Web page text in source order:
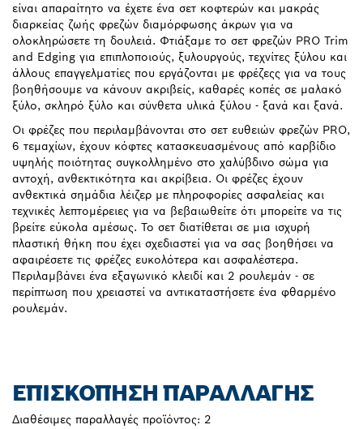
είναι απαραίτητο να έχετε ένα σετ κοφτερών και μακράς
διαρκείας ζωής φρεζών διαμόρφωσης άκρων για να
ολοκληρώσετε τη δουλειά. Φτιάξαμε το σετ φρεζών PRO Trim
and Edging για επιπλοποιούς, ξυλουργούς, τεχνίτες ξύλου και
άλλους επαγγελματίες που εργάζονται με φρέζεςς για να τους
βοηθήσουμε να κάνουν ακριβείς, καθαρές κοπές σε μαλακό
ξύλο, σκληρό ξύλο και σύνθετα υλικά ξύλου - ξανά και ξανά.
Οι φρέζες που περιλαμβάνονται στο σετ ευθειών φρεζών PRO,
6 τεμαχίων, έχουν κόφτες κατασκευασμένους από καρβίδιο
υψηλής ποιότητας συγκολλημένο στο χαλύβδινο σώμα για
αντοχή, ανθεκτικότητα και ακρίβεια. Οι φρέζες έχουν
ανθεκτικά σημάδια λέιζερ με πληροφορίες ασφαλείας και
τεχνικές λεπτομέρειες για να βεβαιωθείτε ότι μπορείτε να τις
βρείτε εύκολα αμέσως. Το σετ διατίθεται σε μια ισχυρή
πλαστική θήκη που έχει σχεδιαστεί για να σας βοηθήσει να
αφαιρέσετε τις φρέζες ευκολότερα και ασφαλέστερα.
Περιλαμβάνει ένα εξαγωνικό κλειδί και 2 ρουλεμάν - σε
περίπτωση που χρειαστεί να αντικαταστήσετε ένα φθαρμένο
ρουλεμάν.
ΕΠΙΣΚΌΠΗΣΗ ΠΑΡΑΛΛΑΓΉΣ
Διαθέσιμες παραλλαγές προϊόντος: 2